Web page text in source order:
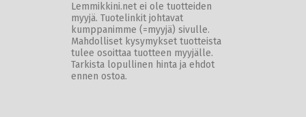
Lemmikkini.net ei ole tuotteiden
myyjä. Tuotelinkit johtavat
kumppanimme (=myyjä) sivulle.
Mahdolliset kysymykset tuotteista
tulee osoittaa tuotteen myyjälle.
Tarkista lopullinen hinta ja ehdot
ennen ostoa.